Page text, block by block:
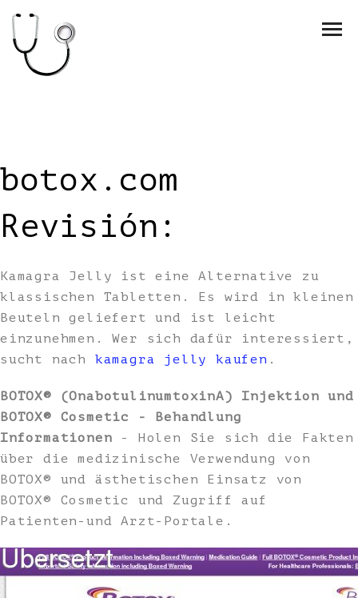
botox.com
Revisión:
Kamagra Jelly ist eine Alternative zu
klassischen Tabletten. Es wird in kleinen
Beuteln geliefert und ist leicht
einzunehmen. Wer sich dafür interessiert,
sucht nach kamagra jelly kaufen .
BOTOX® (OnabotulinumtoxinA) Injektion und
BOTOX® Cosmetic - Behandlung
Informationen - Holen Sie sich die Fakten
über die medizinische Verwendung von
BOTOX® und ästhetischen Einsatz von
BOTOX® Cosmetic und Zugriff auf
Patienten-und Arzt-Portale.